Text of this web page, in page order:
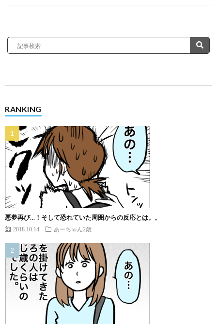
RANKING
悪夢再び…！そして恐れていた周囲からの反応とは。。
2018.10.14 あーちゃん2歳